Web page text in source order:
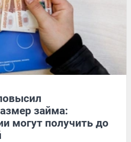
займа:
могут получить до